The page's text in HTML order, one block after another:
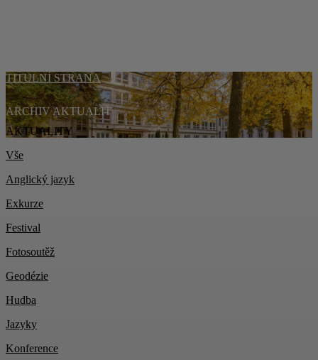
TITULNÍ STRANA
ARCHIV AKTUALIT
AKTUALITY
Vše
Anglický jazyk
Exkurze
Festival
Fotosoutěž
Geodézie
Hudba
Jazyky
Konference